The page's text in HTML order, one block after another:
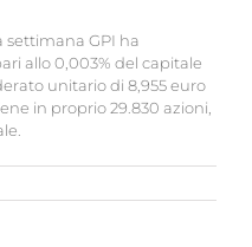
settimana GPI ha
allo 0,003% del capitale
unitario di 8,955 euro
in proprio 29.830 azioni,